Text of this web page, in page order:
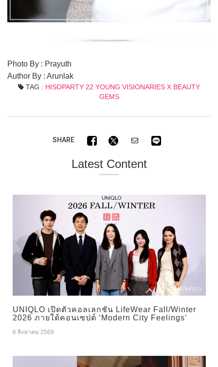
Photo By : Prayuth
Author By : Arunlak
TAG : HISOPARTY 22 YOUNG VISIONARIES X BEAUTY
GEMS
SHARE
Latest Content
UNIQLO เปิดตัวคอลเลกชัน LifeWear Fall/Winter
2026 ภายใต้คอนเซปต์ ‘Modern City Feelings’
6 สิงหาคม 2569